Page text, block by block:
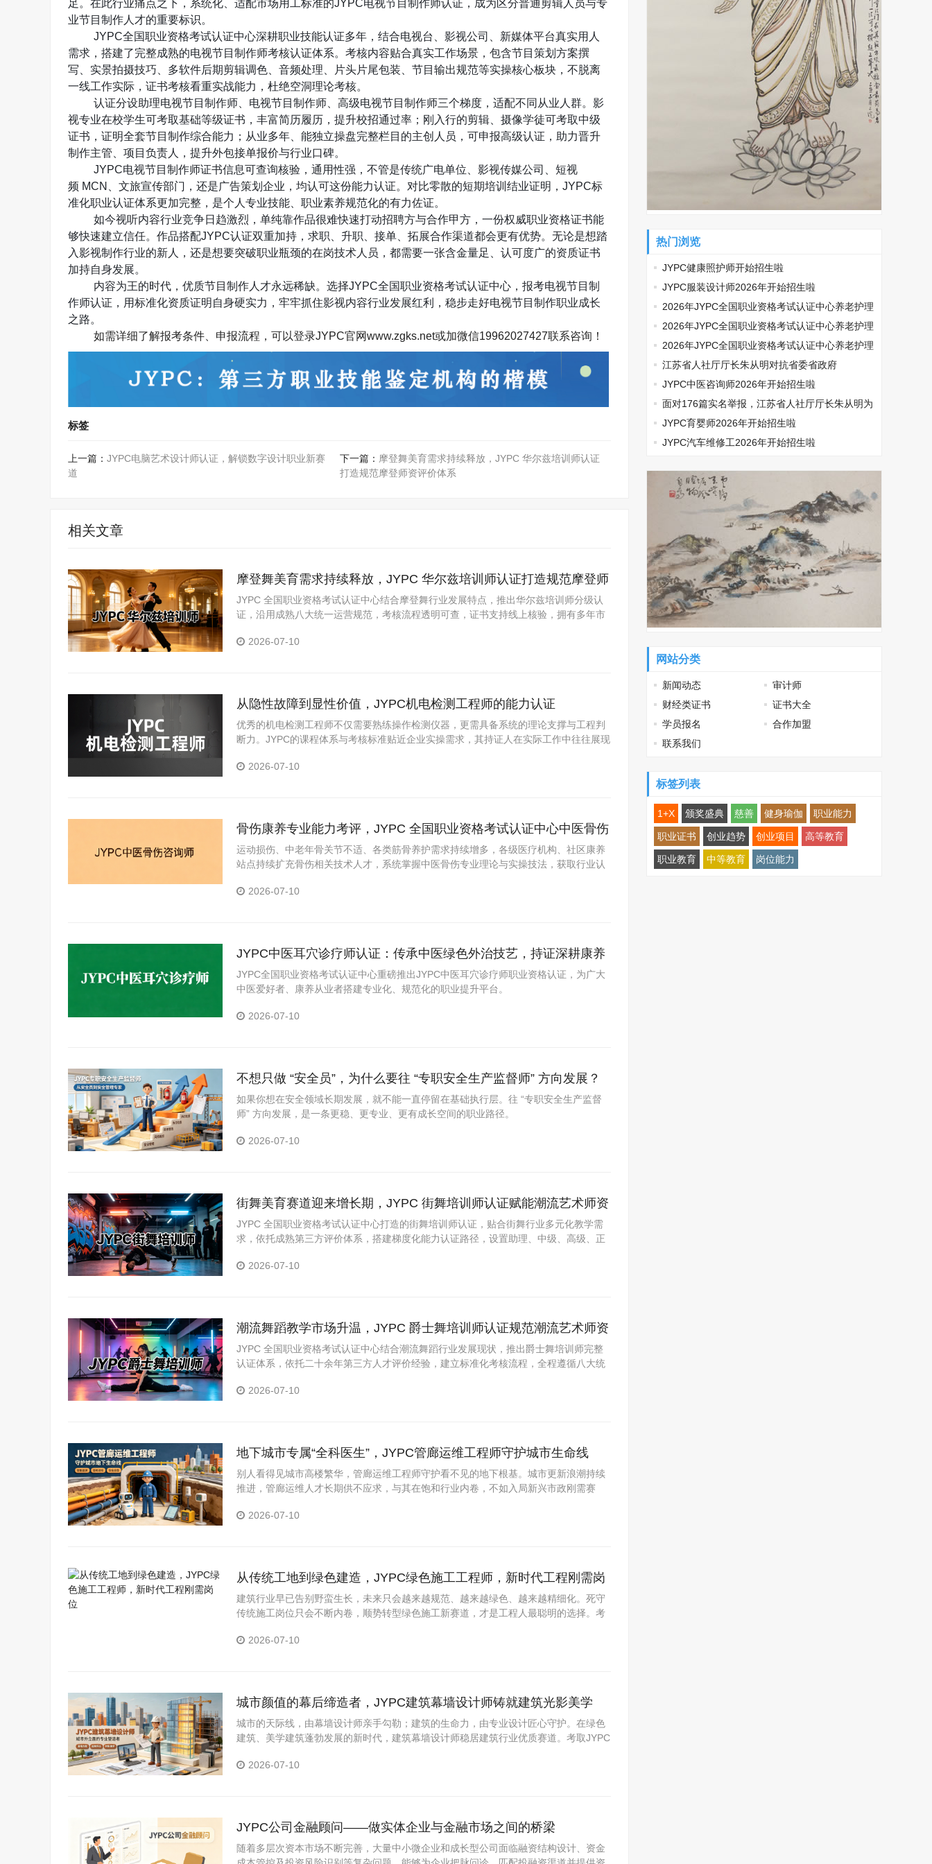
足。在此行业痛点之下，系统化、适配市场用工标准的JYPC电视节目制作师认证，成为区分普通剪辑人员与专
业节目制作人才的重要标识。
JYPC全国职业资格考试认证中心深耕职业技能认证多年，结合电视台、影视公司、新媒体平台真实用人
需求，搭建了完整成熟的电视节目制作师考核认证体系。考核内容贴合真实工作场景，包含节目策划方案撰
写、实景拍摄技巧、多软件后期剪辑调色、音频处理、片头片尾包装、节目输出规范等实操核心板块，不脱离
一线工作实际，证书考核看重实战能力，杜绝空洞理论考核。
认证分设助理电视节目制作师、电视节目制作师、高级电视节目制作师三个梯度，适配不同从业人群。影
视专业在校学生可考取基础等级证书，丰富简历履历，提升校招通过率；刚入行的剪辑、摄像学徒可考取中级
证书，证明全套节目制作综合能力；从业多年、能独立操盘完整栏目的主创人员，可申报高级认证，助力晋升
制作主管、项目负责人，提升外包接单报价与行业口碑。
JYPC电视节目制作师证书信息可查询核验，通用性强，不管是传统广电单位、影视传媒公司、短视
频 MCN 、文旅宣传部门，还是广告策划企业，均认可这份能力认证。对比零散的短期培训结业证明， JYPC标
准化职业认证体系更加完整，是个人专业技能、职业素养规范化的有力佐证。
如今视听内容行业竞争日趋激烈，单纯靠作品很难快速打动招聘方与合作甲方，一份权威职业资格证书能
够快速建立信任。作品搭配JYPC认证双重加持，求职、升职、接单、拓展合作渠道都会更有优势。无论是想踏
入影视制作行业的新人，还是想要突破职业瓶颈的在岗技术人员，都需要一张含金量足、认可度广的资质证书
加持自身发展。
内容为王的时代，优质节目制作人才永远稀缺。选择JYPC全国职业资格考试认证中心，报考电视节目制
作师认证，用标准化资质证明自身硬实力，牢牢抓住影视内容行业发展红利，稳步走好电视节目制作职业成长
之路。
如需详细了解报考条件、申报流程，可以登录JYPC官网www.zgks.net或加微信19962027427联系咨询！
标签
上一篇： JYPC电脑艺术设计师认证，解锁数字设计职业新赛
道
下一篇： 摩登舞美育需求持续释放，JYPC 华尔兹培训师认证
打造规范摩登师资评价体系
相关文章
摩登舞美育需求持续释放，JYPC 华尔兹培训师认证打造规范摩登师
资评价体系
JYPC 全国职业资格考试认证中心结合摩登舞行业发展特点，推出华尔兹培训师分级认
证，沿用成熟八大统一运营规范，考核流程透明可查，证书支持线上核验，拥有多年市
2026-07-10
从隐性故障到显性价值，JYPC机电检测工程师的能力认证
优秀的机电检测工程师不仅需要熟练操作检测仪器，更需具备系统的理论支撑与工程判
断力。JYPC的课程体系与考核标准贴近企业实操需求，其持证人在实际工作中往往展现
2026-07-10
骨伤康养专业能力考评，JYPC 全国职业资格考试认证中心中医骨伤
咨询师标准化培训认证
运动损伤、中老年骨关节不适、各类筋骨养护需求持续增多，各级医疗机构、社区康养
站点持续扩充骨伤相关技术人才，系统掌握中医骨伤专业理论与实操技法，获取行业认
的稳妥路径。
2026-07-10
JYPC中医耳穴诊疗师认证：传承中医绿色外治技艺，持证深耕康养
赛道
JYPC全国职业资格考试认证中心重磅推出JYPC中医耳穴诊疗师职业资格认证，为广大
中医爱好者、康养从业者搭建专业化、规范化的职业提升平台。
2026-07-10
不想只做 “安全员”，为什么要往 “专职安全生产监督师” 方向发展？
如果你想在安全领域长期发展，就不能一直停留在基础执行层。往 “专职安全生产监督
师” 方向发展，是一条更稳、更专业、更有成长空间的职业路径。
2026-07-10
街舞美育赛道迎来增长期，JYPC 街舞培训师认证赋能潮流艺术师资
职业进阶
JYPC 全国职业资格考试认证中心打造的街舞培训师认证，贴合街舞行业多元化教学需
求，依托成熟第三方评价体系，搭建梯度化能力认证路径，设置助理、中级、高级、正
2026-07-10
潮流舞蹈教学市场升温，JYPC 爵士舞培训师认证规范潮流艺术师资
评价标准
JYPC 全国职业资格考试认证中心结合潮流舞蹈行业发展现状，推出爵士舞培训师完整
认证体系，依托二十余年第三方人才评价经验，建立标准化考核流程，全程遵循八大统
2026-07-10
地下城市专属“全科医生”，JYPC管廊运维工程师守护城市生命线
别人看得见城市高楼繁华，管廊运维工程师守护看不见的地下根基。城市更新浪潮持续
推进，管廊运维人才长期供不应求，与其在饱和行业内卷，不如入局新兴市政刚需赛
越吃香的长期职业。
2026-07-10
从传统工地到绿色建造，JYPC绿色施工工程师，新时代工程刚需岗
位
建筑行业早已告别野蛮生长，未来只会越来越规范、越来越绿色、越来越精细化。死守
传统施工岗位只会不断内卷，顺势转型绿色施工新赛道，才是工程人最聪明的选择。考
程行业，实现职业稳步升级、长效发展。
2026-07-10
城市颜值的幕后缔造者，JYPC建筑幕墙设计师铸就建筑光影美学
城市的天际线，由幕墙设计师亲手勾勒；建筑的生命力，由专业设计匠心守护。在绿色
建筑、美学建筑蓬勃发展的新时代，建筑幕墙设计师稳居建筑行业优质赛道。考取JYPC
收获体面稳定、高薪长效的职业未来。
2026-07-10
JYPC公司金融顾问——做实体企业与金融市场之间的桥梁
随着多层次资本市场不断完善，大量中小微企业和成长型公司面临融资结构设计、资金
热门浏览
JYPC健康照护师开始招生啦
JYPC服装设计师2026年开始招生啦
2026年JYPC全国职业资格考试认证中心养老护理
师开始报名啦
2026年JYPC全国职业资格考试认证中心养老护理
师开始报名啦
2026年JYPC全国职业资格考试认证中心养老护理
师开始报名啦
江苏省人社厅厅长朱从明对抗省委省政府
JYPC中医咨询师2026年开始招生啦
面对176篇实名举报，江苏省人社厅厅长朱从明为
何选择沉默
JYPC育婴师2026年开始招生啦
JYPC汽车维修工2026年开始招生啦
网站分类
新闻动态
审计师
财经类证书
证书大全
学员报名
合作加盟
联系我们
标签列表
1+X 颁奖盛典 慈善 健身瑜伽 职业能力
职业证书 创业趋势 创业项目 高等教育
职业教育 中等教育 岗位能力